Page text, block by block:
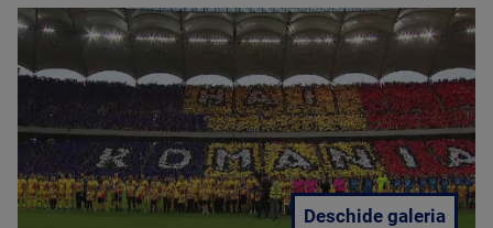
Deschide galeria